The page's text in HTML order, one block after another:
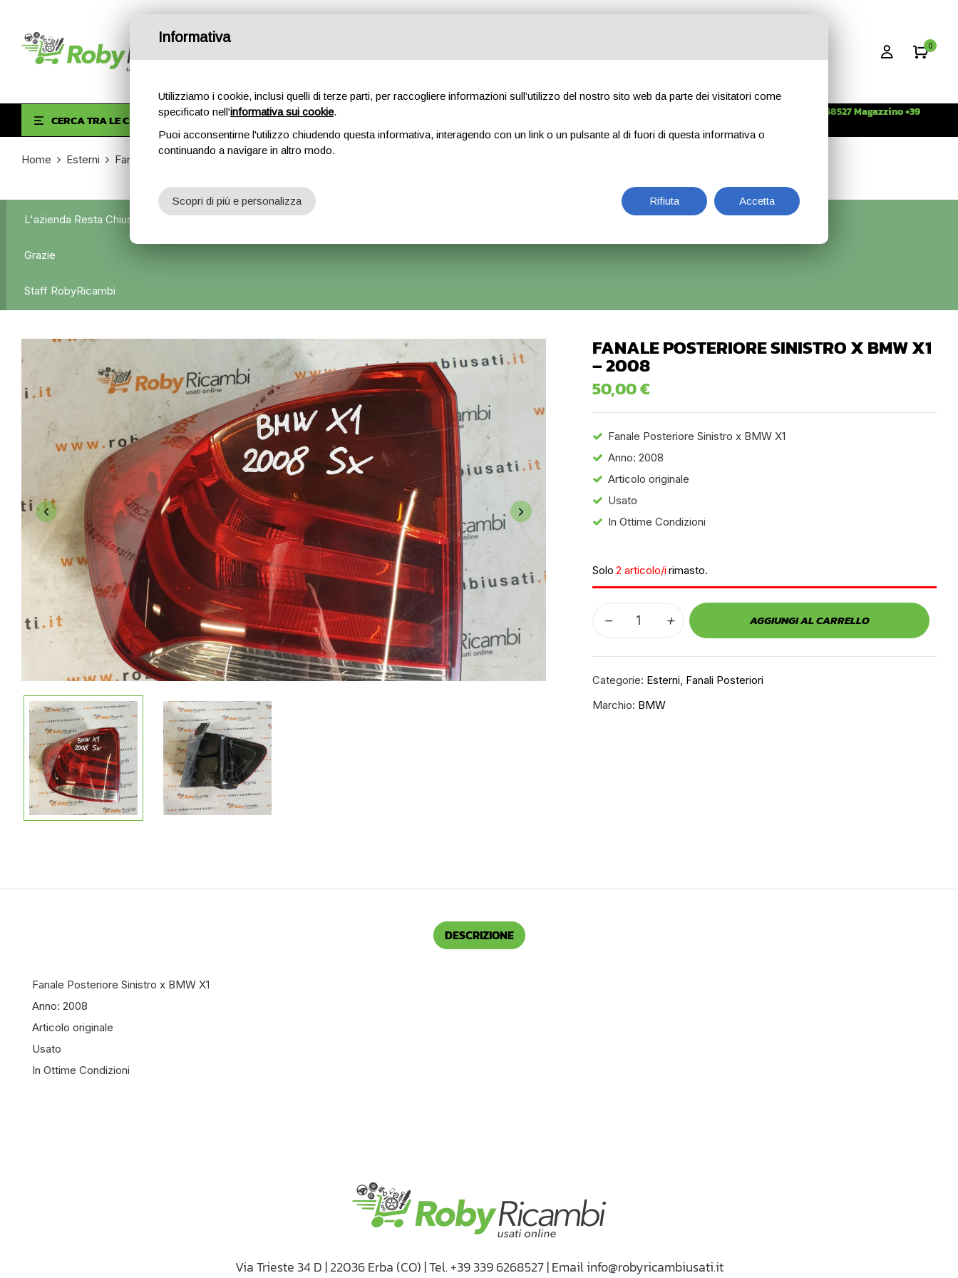
0
CERCA TRA LE CATEGORIE HOME
Info +39 3396268527 Magazzino +39
Home Esterni Fanali posteriori Fanale Posteriore Sinistro x BMW X1 – 2008
L'azienda Resta Chiusa Dal 5.08 Al 31.08 Qualsiasi Ordine Verrà Accettato Ma La Spedizione Ripartirà Dal 1 Settembre.
Grazie
Staff RobyRicambi
FANALE POSTERIORE SINISTRO X BMW X1
– 2008
50,00€
Fanale Posteriore Sinistro x BMW X1
Anno: 2008
Articolo originale
Usato
In Ottime Condizioni
Solo 2 articolo/i rimasto.
AGGIUNGI AL CARRELLO
Categorie: Esterni Fanali Posteriori
Marchio: BMW
DESCRIZIONE
Fanale Posteriore Sinistro x BMW X1
Anno: 2008
Articolo originale
Usato
In Ottime Condizioni
Via Trieste 34 D | 22036 Erba (CO) | Tel. +39 339 6268527 | Email info@robyricambiusati.it
Informativa
Utilizziamo i cookie, inclusi quelli di terze parti, per raccogliere informazioni sull’utilizzo del nostro sito web da parte dei visitatori come
specificato nell'informativa sui cookie.
Puoi acconsentirne l'utilizzo chiudendo questa informativa, interagendo con un link o un pulsante al di fuori di questa informativa o
continuando a navigare in altro modo.
Rifiuta Accetta
Scopri di più e personalizza